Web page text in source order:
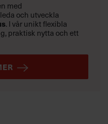
med
och utveckla
. I vår unikt flexibla
praktisk nytta och ett